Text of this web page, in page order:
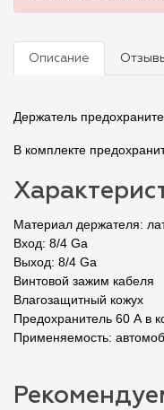
Описание
Держатель
В комплекте
Материал держателя:
Вход: 8/4 Ga
Выход: 8/4 Ga
Винтовой зажим кабеля
Влагозащитный кожух
Предохранитель 60 А в
Применяемость: